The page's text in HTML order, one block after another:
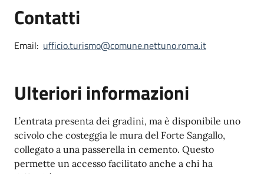
Contatti
Email: ufficio.turismo@comune.nettuno.roma.it
Ulteriori informazioni
L’entrata presenta dei gradini, ma è disponibile uno
scivolo che costeggia le mura del Forte Sangallo,
collegato a una passerella in cemento. Questo
permette un accesso facilitato anche a chi ha